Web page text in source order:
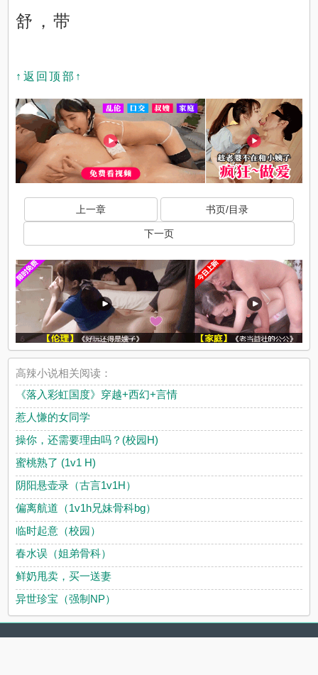
舒，带
↑返回顶部↑
上一章 书页/目录
下一页
高辣小说相关阅读：
《落入彩虹国度》穿越+西幻+言情
惹人慊的女同学
操你，还需要理由吗？(校园H)
蜜桃熟了 (1v1 H)
阴阳悬壶录（古言1v1H）
偏离航道（1v1h兄妹骨科bg）
临时起意（校园）
春水误（姐弟骨科）
鲜奶甩卖，买一送妻
异世珍宝（强制NP）